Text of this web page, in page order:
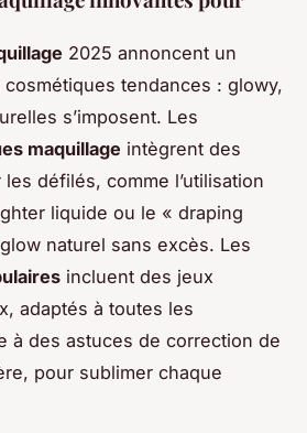
2025 annoncent un
tendances : glowy,
s’imposent. Les
maquillage intègrent des
défilés, comme l’utilisation
liquide ou le « draping
naturel sans excès. Les
incluent des jeux
adaptés à toutes les
à des astuces de correction de
pour sublimer chaque